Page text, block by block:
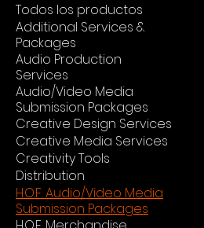
Todos los productos
Additional Services &
Packages
Audio Production
Services
Audio/Video Media
Submission Packages
Creative Design Services
Creative Media Services
Creativity Tools
Distribution
H.O.F. Audio/Video Media
Submission Packages